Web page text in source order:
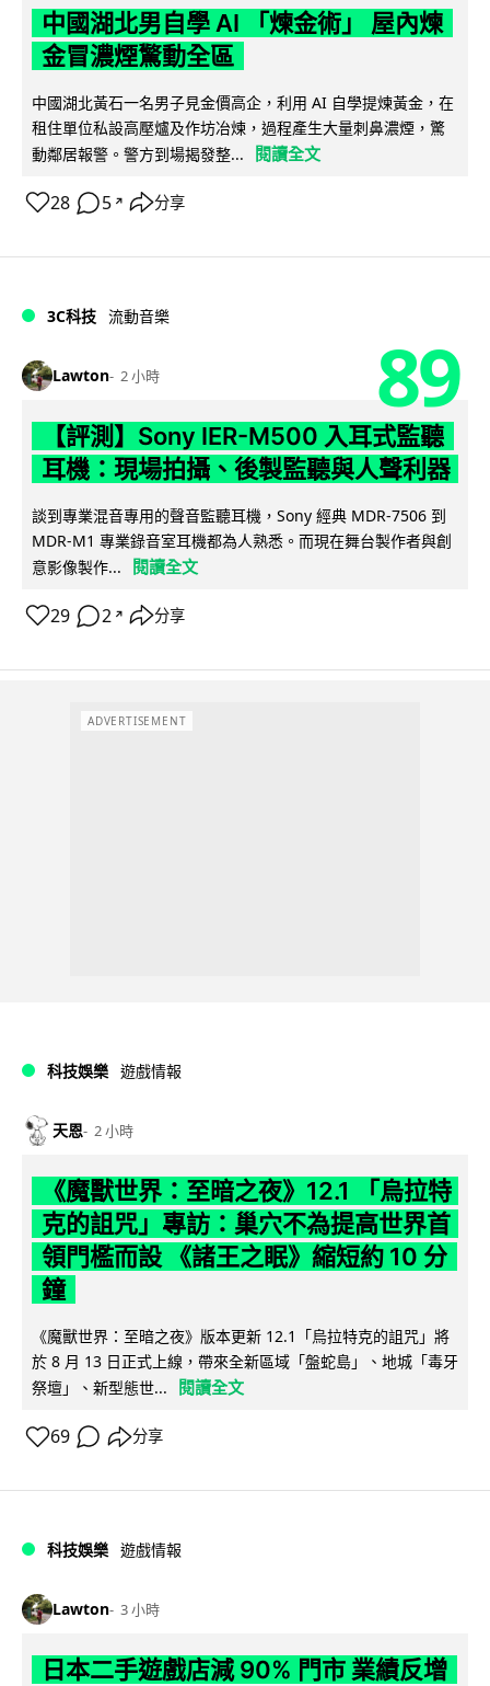
中國湖北男自學 AI 「煉金術」 屋內煉
金冒濃煙驚動全區
中國湖北黃石一名男子見金價高企，利用 AI 自學提煉黃金，在
租住單位私設高壓爐及作坊冶煉，過程產生大量刺鼻濃煙，驚
動鄰居報警。警方到場揭發整...
閱讀全文
28 5 ↗ 分享
3C科技 流動音樂
Lawton 2 小時 89
【評測】Sony IER-M500 入耳式監聽
耳機：現場拍攝、後製監聽與人聲利器
談到專業混音專用的聲音監聽耳機，Sony 經典 MDR-7506 到
MDR-M1 專業錄音室耳機都為人熟悉。而現在舞台製作者與創
意影像製作...
閱讀全文
29 2 ↗ 分享
ADVERTISEMENT
科技娛樂 遊戲情報
天恩 2 小時
《魔獸世界：至暗之夜》12.1 「烏拉特
克的詛咒」專訪：巢穴不為提高世界首
領門檻而設 《諸王之眠》縮短約 10 分
鐘
《魔獸世界：至暗之夜》版本更新 12.1「烏拉特克的詛咒」將
於 8 月 13 日正式上線，帶來全新區域「盤蛇島」、地城「毒牙
祭壇」、新型態世...
閱讀全文
69 分享
科技娛樂 遊戲情報
Lawton 3 小時
日本二手遊戲店減 90% 門市 業績反增